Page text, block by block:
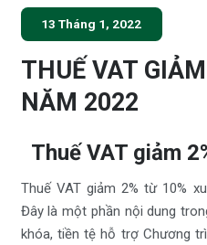
13 Tháng 1, 2022
THUẾ VAT
NĂM 2022
Thuế VAT giảm
Thuế VAT giảm 2% từ 10%
Đây là một phần nội dung
khóa, tiền tệ hỗ trợ Chương